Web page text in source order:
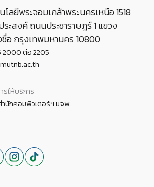
ลยีพระจอมเกล้าพระนครเหนือ 1518
ะสงค์ ถนนประชาราษฎร์ 1 แขวง
อ กรุงเทพมหานคร 10800
2000 ต่อ 2205
ให้บริการ
นักคอมพิวเตอร์ฯ มจพ.